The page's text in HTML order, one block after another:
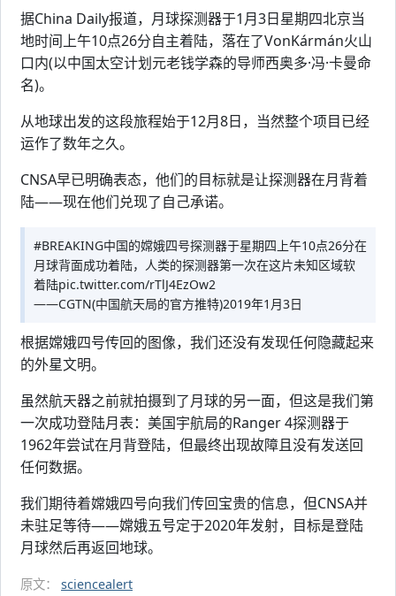
据China Daily报道，月球探测器于1月3日星期四北京当
地时间上午10点26分自主着陆，落在了VonKármán火山
口内(以中国太空计划元老钱学森的导师西奥多·冯·卡曼命
名)。
从地球出发的这段旅程始于12月8日，当然整个项目已经
运作了数年之久。
CNSA早已明确表态，他们的目标就是让探测器在月背着
陆——现在他们兑现了自己承诺。
#BREAKING中国的嫦娥四号探测器于星期四上午10点26分在
月球背面成功着陆，人类的探测器第一次在这片未知区域软
着陆pic.twitter.com/rTlJ4EzOw2
——CGTN(中国航天局的官方推特)2019年1月3日
根据嫦娥四号传回的图像，我们还没有发现任何隐藏起来
的外星文明。
虽然航天器之前就拍摄到了月球的另一面，但这是我们第
一次成功登陆月表：美国宇航局的Ranger 4探测器于
1962年尝试在月背登陆，但最终出现故障且没有发送回
任何数据。
我们期待着嫦娥四号向我们传回宝贵的信息，但CNSA并
未驻足等待——嫦娥五号定于2020年发射，目标是登陆
月球然后再返回地球。
原文： sciencealert